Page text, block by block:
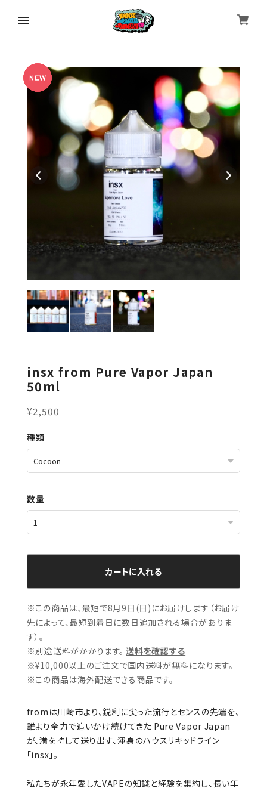
insx from Pure Vapor Japan
50ml
¥2,500
種類
数量
カートに入れる
※この商品は、最短で8月9日(日)にお届けします（お届け
先によって、最短到着日に数日追加される場合がありま
す）。
※別途送料がかかります。 送料を確認する
※¥10,000以上のご注文で国内送料が無料になります。
※この商品は海外配送できる商品です。
fromは川崎市より、鋭利に尖った流行とセンスの先端を、
誰より全力で追いかけ続けてきた Pure Vapor Japan
が、満を持して送り出す、渾身のハウスリキッドライン
「insx」。
私たちが永年愛したVAPEの知識と経験を集約し、長い年